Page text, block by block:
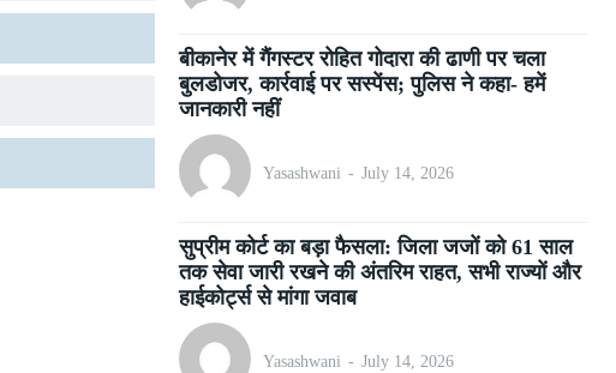
बीकानेर में गैंगस्टर रोहित गोदारा की ढाणी पर चला
बुलडोजर, कार्रवाई पर सस्पेंस; पुलिस ने कहा- हमें
जानकारी नहीं
Yasashwani - July 14, 2026
सुप्रीम कोर्ट का बड़ा फैसला: जिला जजों को 61 साल
तक सेवा जारी रखने की अंतरिम राहत, सभी राज्यों और
हाईकोर्ट्स से मांगा जवाब
Yasashwani - July 14, 2026